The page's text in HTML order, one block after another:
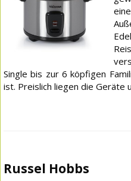
Single bis zur 6 köpfigen
ist. Preislich liegen die Geräte
Russel Hobbs